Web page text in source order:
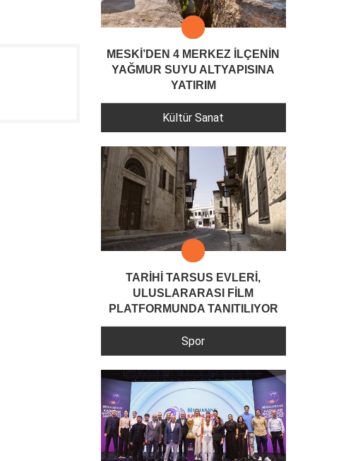
MESKİ’DEN 4 MERKEZ İLÇENİN
YAĞMUR SUYU ALTYAPISINA
YATIRIM
Kültür Sanat
TARİHİ TARSUS EVLERİ,
ULUSLARARASI FİLM
PLATFORMUNDA TANITILIYOR
Spor